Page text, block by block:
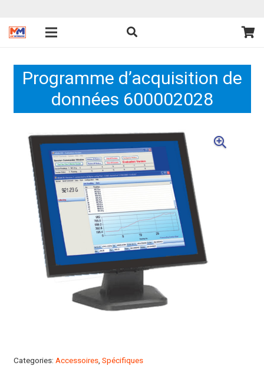
Programme d’acquisition de
données 600002028
Categories: Accessoires, Spécifiques